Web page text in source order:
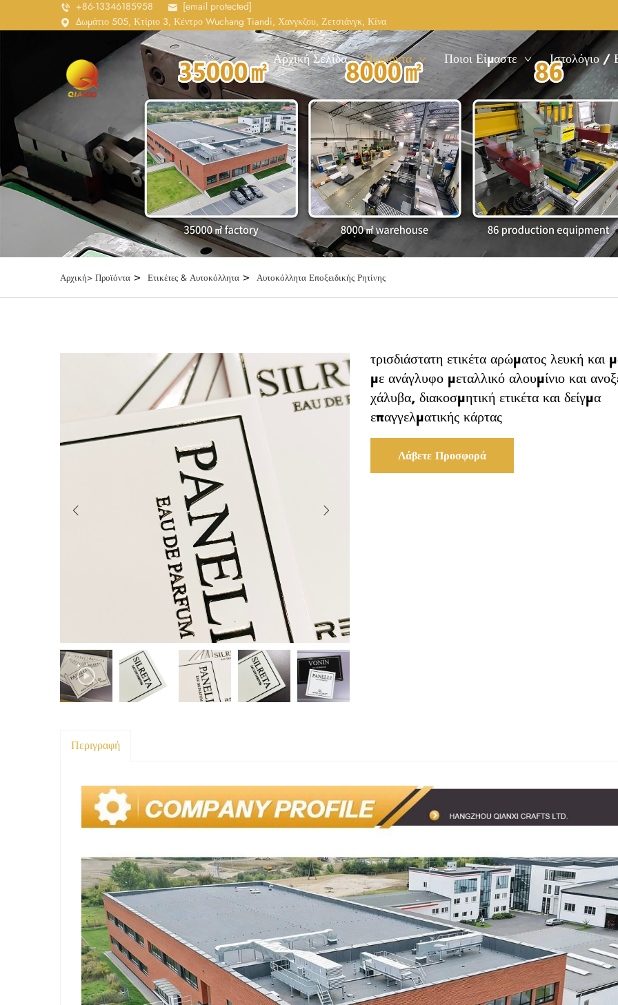
+86-13346185958
[email protected]
Δωμάτιο 505, Κτίριο 3, Κέντρο Wuchang Tiandi, Χανγκζου, Ζετσιάνγκ, Κίνα
Αρχική Σελίδα Προϊόντα Ποιοι Είμαστε Ιστολόγιο /
Αρχική> Προϊόντα > Ετικέτες & Αυτοκόλλητα > Αυτοκόλλητα Εποξειδικής Ρητίνης
τρισδιάστατη ετικέτα αρώματος λευκή και
με ανάγλυφο μεταλλικό αλουμίνιο και
χάλυβα, διακοσμητική ετικέτα και δείγμα
επαγγελματικής κάρτας
Λάβετε Προσφορά
Περιγραφή